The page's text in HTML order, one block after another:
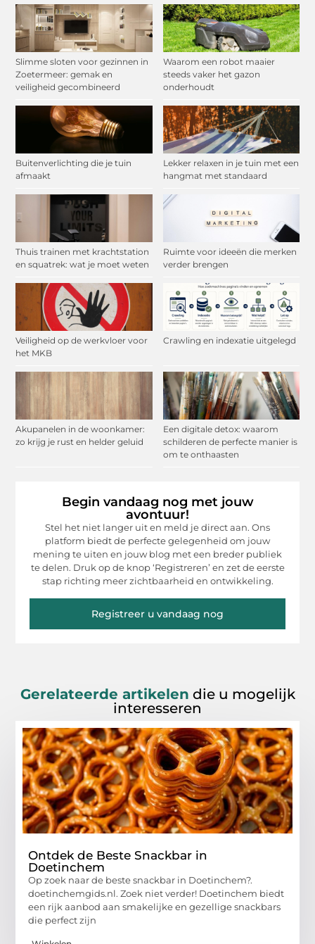
Slimme sloten voor gezinnen in
Zoetermeer: gemak en
veiligheid gecombineerd
Waarom een robot maaier
steeds vaker het gazon
onderhoudt
Buitenverlichting die je tuin
afmaakt
Lekker relaxen in je tuin met een
hangmat met standaard
Thuis trainen met krachtstation
en squatrek: wat je moet weten
Ruimte voor ideeën die merken
verder brengen
Veiligheid op de werkvloer voor
het MKB
Crawling en indexatie uitgelegd
Akupanelen in de woonkamer:
zo krijg je rust en helder geluid
Een digitale detox: waarom
schilderen de perfecte manier is
om te onthaasten
Begin vandaag nog met jouw
avontuur!
Stel het niet langer uit en meld je direct aan. Ons
platform biedt de perfecte gelegenheid om jouw
mening te uiten en jouw blog met een breder publiek
te delen. Druk op de knop ‘Registreren’ en zet de eerste
stap richting meer zichtbaarheid en ontwikkeling.
Registreer u vandaag nog
Gerelateerde artikelen die u mogelijk
interesseren
Ontdek de Beste Snackbar in
Doetinchem
Op zoek naar de beste snackbar in Doetinchem?.
doetinchemgids.nl. Zoek niet verder! Doetinchem biedt
een rijk aanbod aan smakelijke en gezellige snackbars
die perfect zijn